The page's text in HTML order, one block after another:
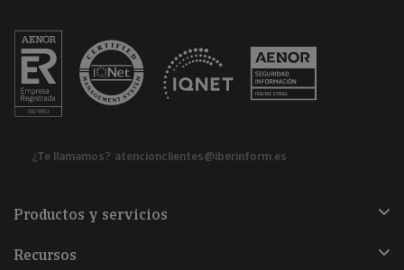
¿Te llamamos? atencionclientes@iberinform.es
Productos y servicios
Recursos